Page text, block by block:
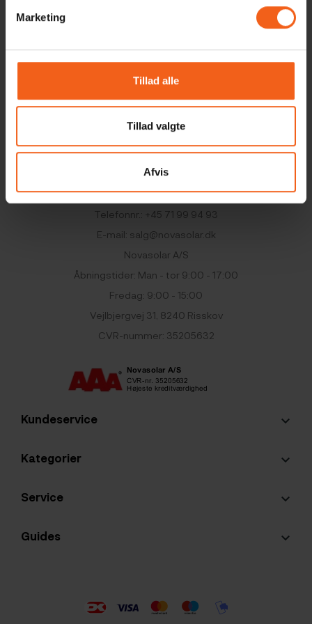
Marketing
Tillad alle
Tillad valgte
Afvis
Vi står klar til at hjælpe dig
Ring på 71 99 94
93
Telefonnr.: +45 71 99 94 93
E-mail: salg@novasolar.dk
Novasolar A/S
Åbningstider: Man - tor 9:00 - 17:00
Fredag: 9:00 - 15:00
Vejlbjergvej 31, 8240 Risskov
CVR-nummer: 35205632
Kundeservice keyboard_arrow_down
Kategorier keyboard_arrow_down
Service keyboard_arrow_down
Guides keyboard_arrow_down